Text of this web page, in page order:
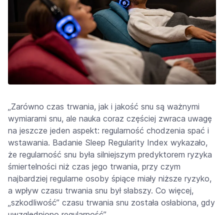
„Zarówno czas trwania, jak i jakość snu są ważnymi
wymiarami snu, ale nauka coraz częściej zwraca uwagę
na jeszcze jeden aspekt: regularność chodzenia spać i
wstawania. Badanie Sleep Regularity Index wykazało,
że regularność snu była silniejszym predyktorem ryzyka
śmiertelności niż czas jego trwania, przy czym
najbardziej regularne osoby śpiące miały niższe ryzyko,
a wpływ czasu trwania snu był słabszy. Co więcej,
„szkodliwość” czasu trwania snu została osłabiona, gdy